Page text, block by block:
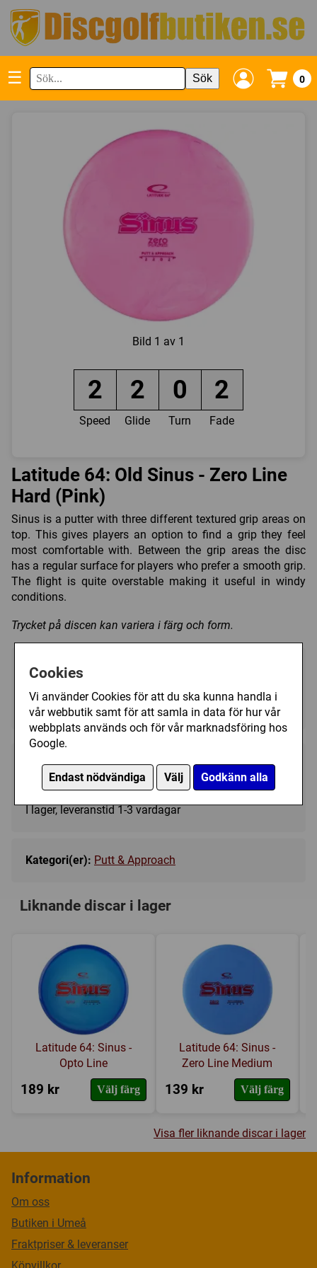
Cookies
Vi använder Cookies för att du ska kunna handla i
vår webbutik samt för att samla in data för hur vår
webbplats används och för vår marknadsföring hos
Google.
Endast nödvändiga Välj Godkänn alla
☰ Sök 0
Bild 1 av 1
2 2 0 2
Speed Glide Turn Fade
Latitude 64: Old Sinus - Zero Line
Hard (Pink)
Sinus is a putter with three different textured grip areas on
top. This gives players an option to find a grip they feel
most comfortable with. Between the grip areas the disc
has a regular surface for players who prefer a smooth grip.
The flight is quite overstable making it useful in windy
conditions.
Trycket på discen kan variera i färg och form.
Välj färg:
Pink - I lager ▼
139 kr Köp
I lager, leveranstid 1-3 vardagar
Kategori(er): Putt & Approach
Liknande discar i lager
Latitude 64: Sinus -
Opto Line
189 kr Välj färg
Latitude 64: Sinus -
Zero Line Medium
139 kr Välj färg
Visa fler liknande discar i lager
Information
Om oss
Butiken i Umeå
Fraktpriser & leveranser